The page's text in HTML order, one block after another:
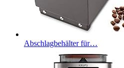
Abschlagbehälter für…